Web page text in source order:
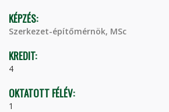
KÉPZÉS:
Szerkezet-építőmérnök, MSc
KREDIT:
4
OKTATOTT FÉLÉV:
1